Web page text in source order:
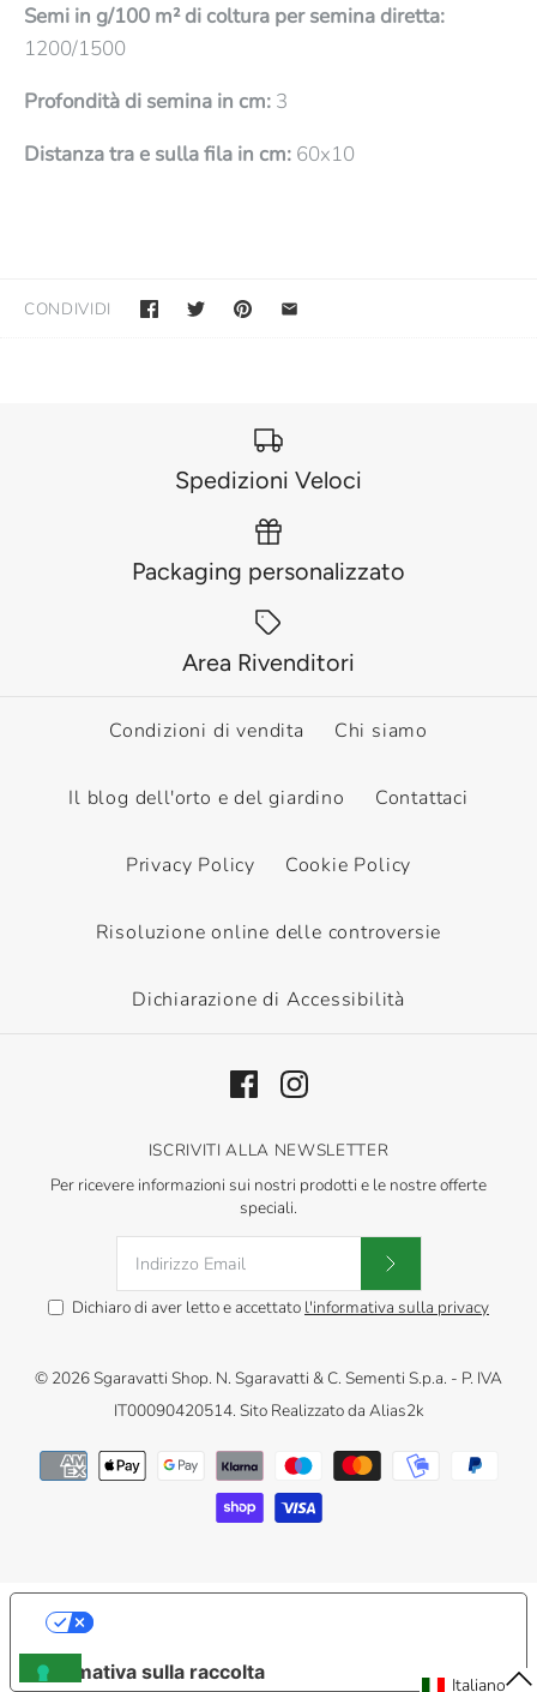
Semi in g/100 m² di coltura per semina diretta:
1200/1500
Profondità di semina in cm: 3
Distanza tra e sulla fila in cm: 60x10
CONDIVIDI
Spedizioni Veloci
Packaging personalizzato
Area Rivenditori
Condizioni di vendita Chi siamo
Il blog dell'orto e del giardino Contattaci
Privacy Policy Cookie Policy
Risoluzione online delle controversie
Dichiarazione di Accessibilità
ISCRIVITI ALLA NEWSLETTER
Per ricevere informazioni sui nostri prodotti e le nostre offerte
speciali.
Dichiaro di aver letto e accettato l'informativa sulla privacy
© 2026Sgaravatti Shop. N. Sgaravatti & C. Sementi S.p.a. - P. IVA
IT00090420514. Sito Realizzato da Alias2k
IT
Italiano
Informativa sulla raccolta